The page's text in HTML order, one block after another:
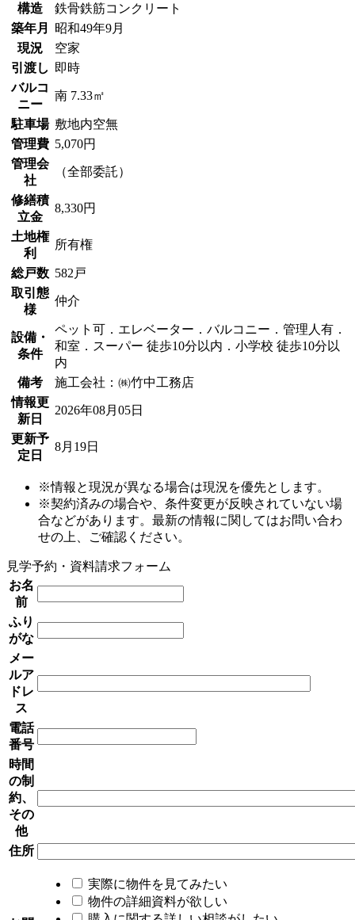
構造
鉄骨鉄筋コンクリート
築年月
昭和49年9月
現況
空家
引渡し
即時
バルコ
ニー
南 7.33㎡
駐車場 敷地内空無
管理費 5,070円
管理会
社
（全部委託）
修繕積
立金
8,330円
土地権
利
所有権
総戸数 582戸
取引態
様
仲介
設備・
条件
ペット可．エレベーター．バルコニー．管理人有．
和室．スーパー 徒歩10分以内．小学校 徒歩10分以
内
備考
施工会社：㈱竹中工務店
情報更
新日
2026年08月05日
更新予
定日
8月19日
※情報と現況が異なる場合は現況を優先とします。
※契約済みの場合や、条件変更が反映されていない場
合などがあります。最新の情報に関してはお問い合わ
せの上、ご確認ください。
見学予約・資料請求フォーム
お名
前
ふり
がな
メー
ルア
ドレ
ス
電話
番号
時間
の制
約、
その
他
住所
実際に物件を見てみたい
物件の詳細資料が欲しい